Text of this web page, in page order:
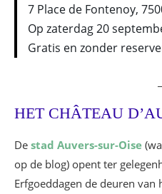
7 Place de Fontenoy,
Op zaterdag 20
Gratis en zonder
HET CHÂTEAU
De stad Auvers-sur-Oise
op de blog) opent ter
Erfgoeddagen de deuren van